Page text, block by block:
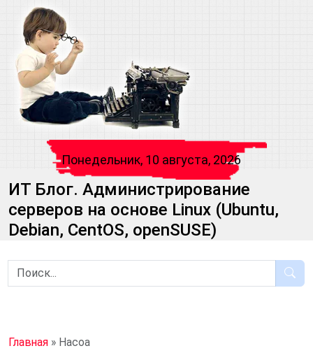
Понедельник, 10 августа, 2026
ИТ Блог. Администрирование
серверов на основе Linux (Ubuntu,
Debian, CentOS, openSUSE)
Главная » Hacoa